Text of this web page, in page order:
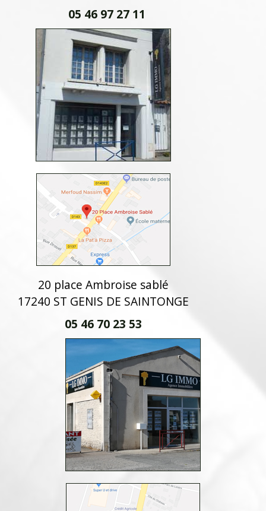
05 46 97 27 11
20 place Ambroise sablé
17240 ST GENIS DE SAINTONGE
05 46 70 23 53